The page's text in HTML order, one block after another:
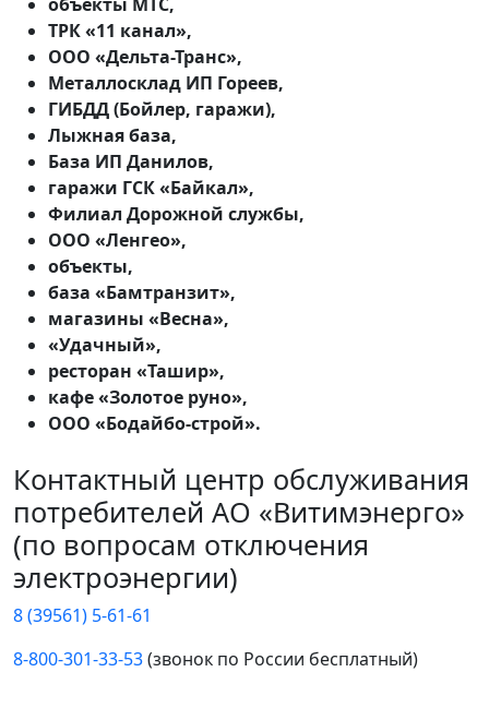
ТРК «11 канал»,
ООО «Дельта-Транс»,
Металлосклад ИП Гореев,
ГИБДД (Бойлер, гаражи),
Лыжная база,
База ИП Данилов,
гаражи ГСК «Байкал»,
Филиал Дорожной службы,
ООО «Ленгео»,
объекты,
база «Бамтранзит»,
магазины «Весна»,
«Удачный»,
ресторан «Ташир»,
кафе «Золотое руно»,
ООО «Бодайбо-строй».
Контактный центр обслуживания
потребителей АО «Витимэнерго»
(по вопросам отключения
электроэнергии)
8 (39561) 5-61-61
8-800-301-33-53(звонок по России бесплатный)